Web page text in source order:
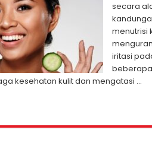
secara
menutrisi
iritasi
kesehatan kulit dan mengatasi …